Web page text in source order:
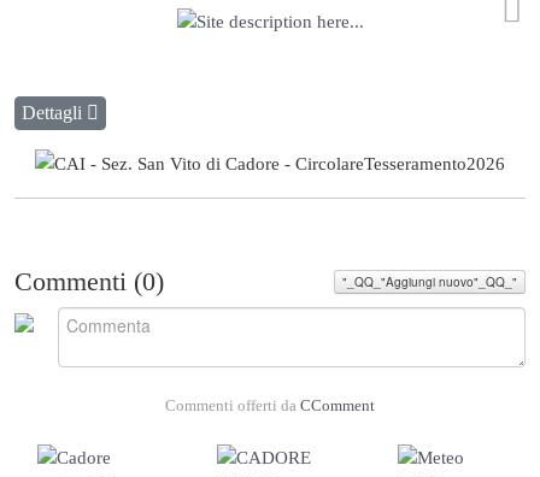
Dettagli
Commenti (0) "_QQ_"Aggiungi nuovo"_QQ_"
Commenti offerti da CComment